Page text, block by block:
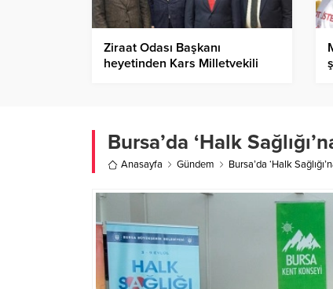
Ziraat Odası Başkanı
heyetinden Kars Milletvekili
Bursa’da ‘Halk
Anasayfa Gündem Bursa’da ‘Halk